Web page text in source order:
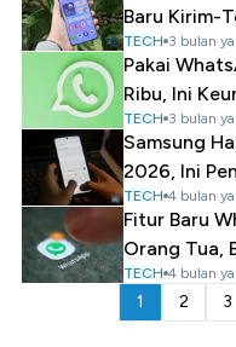
Baru Kirim-
TECH 3 bulan
Pakai
Ribu, Ini
TECH 3 bulan
Samsung
2026, Ini
TECH 4 bulan
Fitur Baru
Orang Tua,
TECH 4 bulan
1 2 3